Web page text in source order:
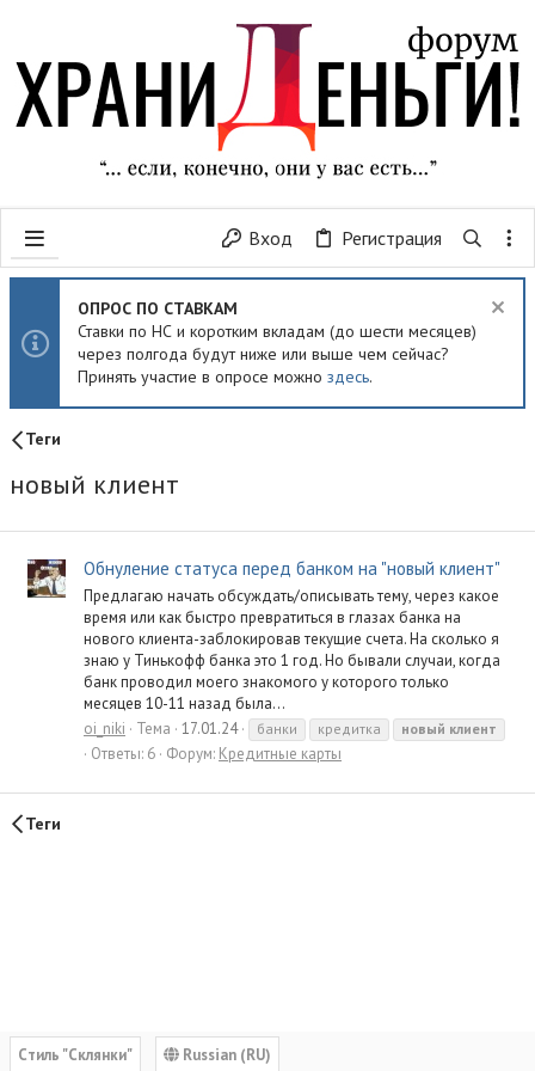
Вход Регистрация
ОПРОС ПО СТАВКАМ
Ставки по НС и коротким вкладам (до шести месяцев)
через полгода будут ниже или выше чем сейчас?
Принять участие в опросе можно здесь.
Теги
новый клиент
Обнуление статуса перед банком на "новый клиент"
Предлагаю начать обсуждать/описывать тему, через какое
время или как быстро превратиться в глазах банка на
нового клиента-заблокировав текущие счета. На сколько я
знаю у Тинькофф банка это 1 год. Но бывали случаи, когда
банк проводил моего знакомого у которого только
месяцев 10-11 назад была...
oi_niki
Тема 17.01.24 банки кредитка новый клиент
Ответы: 6 Форум: Кредитные карты
Теги
Cтиль "Склянки" Russian (RU)